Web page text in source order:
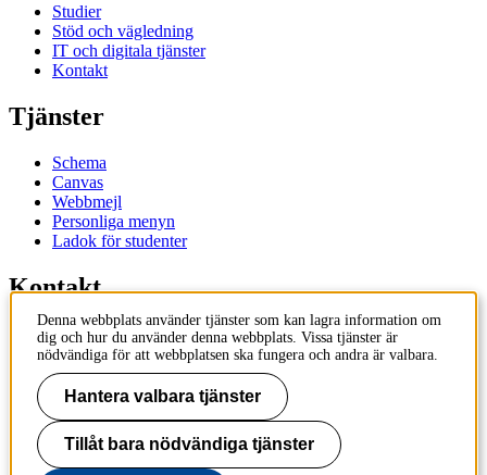
Studier
Stöd och vägledning
IT och digitala tjänster
Kontakt
Tjänster
Schema
Canvas
Webbmejl
Personliga menyn
Ladok för studenter
Kontakt
Kontakta utbildningsprogram
Kontakta kurs
IT-support
KTH Entré
KTH
100 44 Stockholm
Denna webbplats använder tjänster som kan lagra information om
dig och hur du använder denna webbplats. Vissa tjänster är
nödvändiga för att webbplatsen ska fungera och andra är valbara.
Hantera valbara tjänster
Tillåt bara nödvändiga tjänster